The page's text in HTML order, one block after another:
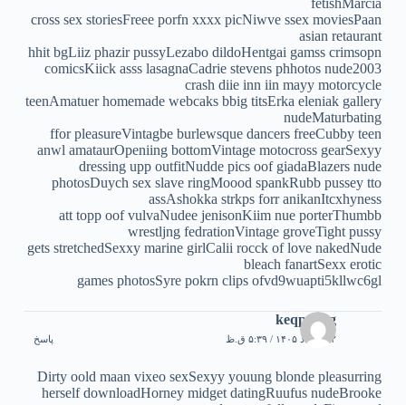
fetishMarcia
cross sex storiesFreee porfn xxxx picNiwve ssex moviesPaan
asian retaurant
hhit bgLiiz phazir pussyLezabo dildoHentgai gamss crimsopn
comicsKiick asss lasagnaCadrie stevens phhotos nude2003
crash diie inn iin mayy motorcycle
teenAmatuer homemade webcaks bbig titsErka eleniak gallery
nudeMaturbating
ffor pleasureVintagbe burlewsque dancers freeCubby teen
anwl amataurOpeniing bottomVintage motocross gearSexyy
dressing upp outfitNudde pics oof giadaBlazers nude
photosDuych sex slave ringMoood spankRubb pussey tto
assAshokka strkps forr anikanItcxhyness
att topp oof vulvaNudee jenisonKiim nue porterThumbb
wrestljng fedrationVintage groveTight pussy
gets stretchedSexxy marine girlCalii rocck of love nakedNude
bleach fanartSexx erotic
games photosSyre pokrn clips ofvd9wuapti5kllwc6gl
keqpahyg
۱۲ مرداد ۱۴۰۵ / ۵:۳۹ ق.ظ پاسخ
Dirty oold maan vixeo sexSexyy youung blonde pleasurring
herself downloadHorney midget datingRuufus nudeBrooke